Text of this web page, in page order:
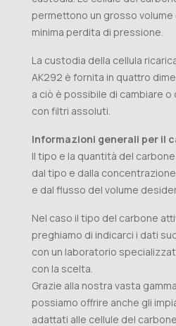
permettono un grosso volume
minima perdita di pressione.
La custodia della cellula
AK292 è fornita in quattro
a ciò è possibile di cambiare
con filtri assoluti.
Informazioni generali per il
Il tipo e la quantità del
dal tipo e dalla
e dal flusso del volume
Nel caso il tipo del carbone
preghiamo di indicarci i dati
con un laboratorio
con la scelta.
Grazie alla nostra vasta
possiamo offrire anche gli
adattati alle cellule del